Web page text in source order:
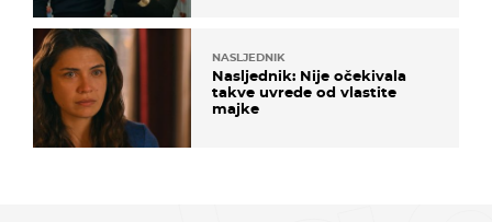
NASLJEDNIK
Nasljednik: Nije očekivala
takve uvrede od vlastite
majke